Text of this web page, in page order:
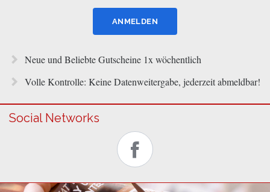
Neue und Beliebte Gutscheine 1x wöchentlich
Volle Kontrolle: Keine Datenweitergabe, jederzeit abmeldbar!
Social Networks